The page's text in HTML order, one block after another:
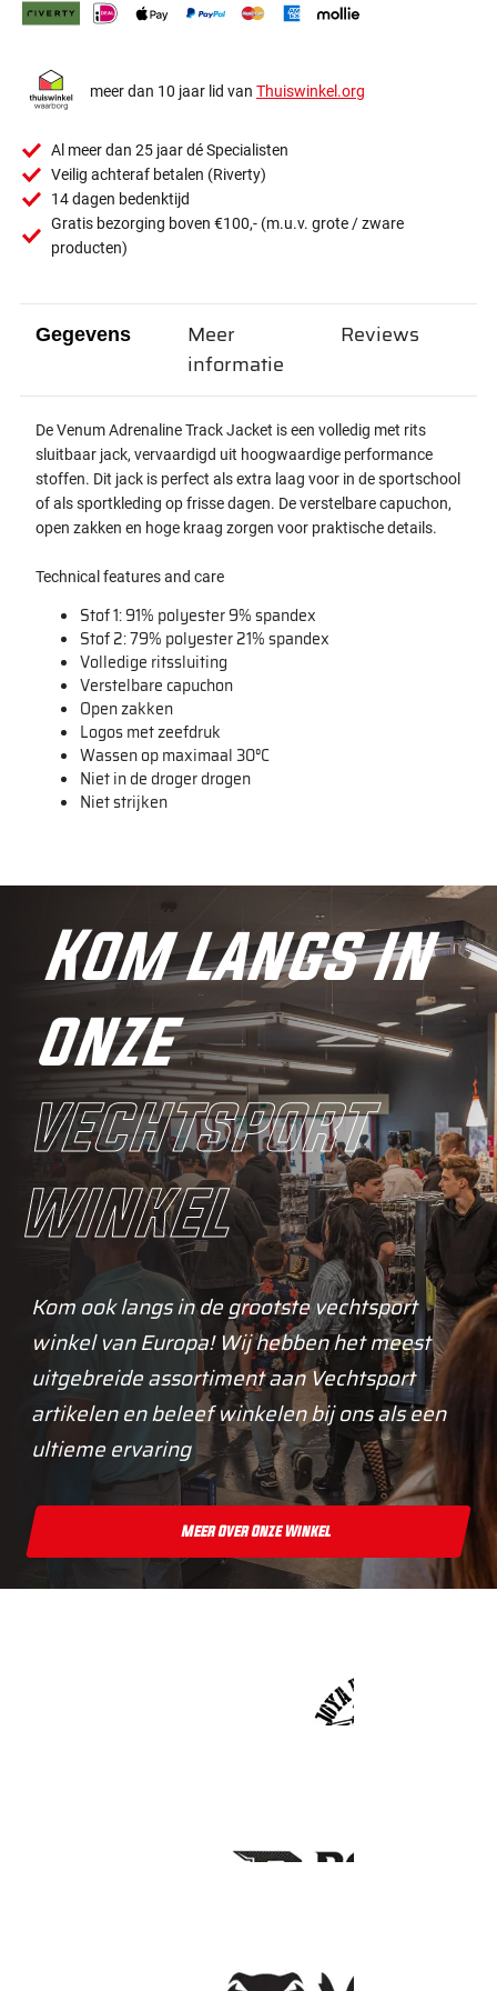
meer dan 10 jaar lid van Thuiswinkel.org
Al meer dan 25 jaar dé Specialisten
Veilig achteraf betalen (Riverty)
14 dagen bedenktijd
Gratis bezorging boven €100,- (m.u.v. grote / zware
producten)
Gegevens
De Venum Adrenaline Track Jacket is een volledig met rits
sluitbaar jack, vervaardigd uit hoogwaardige performance
stoffen. Dit jack is perfect als extra laag voor in de sportschool
of als sportkleding op frisse dagen. De verstelbare capuchon,
open zakken en hoge kraag zorgen voor praktische details.
Technical features and care
Stof 1: 91% polyester 9% spandex
Stof 2: 79% polyester 21% spandex
Volledige ritssluiting
Verstelbare capuchon
Open zakken
Logos met zeefdruk
Wassen op maximaal 30°C
Niet in de droger drogen
Niet strijken
Meer
informatie
Reviews
Kom langs in
onze
vechtsport
winkel
Kom ook langs in de grootste vechtsport
winkel van Europa! Wij hebben het meest
uitgebreide assortiment aan Vechtsport
artikelen en beleef winkelen bij ons als een
ultieme ervaring
Meer Over Onze Winkel